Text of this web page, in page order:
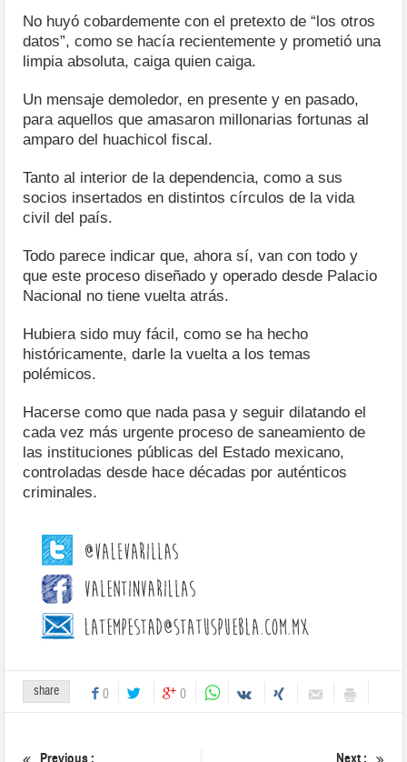
No huyó cobardemente con el pretexto de “los otros
datos”, como se hacía recientemente y prometió una
limpia absoluta, caiga quien caiga.
Un mensaje demoledor, en presente y en pasado,
para aquellos que amasaron millonarias fortunas al
amparo del huachicol fiscal.
Tanto al interior de la dependencia, como a sus
socios insertados en distintos círculos de la vida
civil del país.
Todo parece indicar que, ahora sí, van con todo y
que este proceso diseñado y operado desde Palacio
Nacional no tiene vuelta atrás.
Hubiera sido muy fácil, como se ha hecho
históricamente, darle la vuelta a los temas
polémicos.
Hacerse como que nada pasa y seguir dilatando el
cada vez más urgente proceso de saneamiento de
las instituciones públicas del Estado mexicano,
controladas desde hace décadas por auténticos
criminales.
share 0 0
Previous : Next :